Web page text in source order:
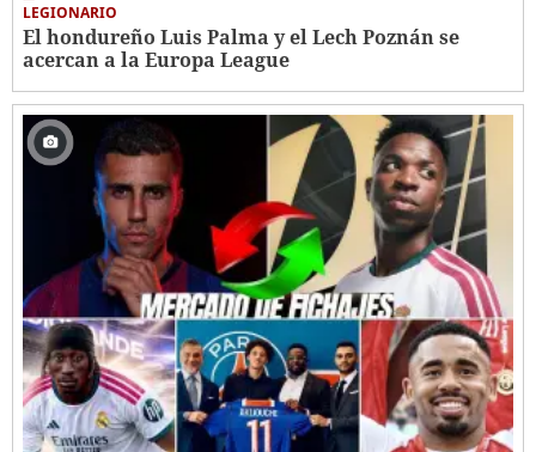
LEGIONARIO
El hondureño Luis Palma y el Lech Poznán se
acercan a la Europa League